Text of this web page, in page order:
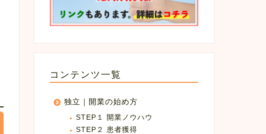
コンテンツ一覧
独立｜開業の始め方
STEP１ 開業ノウハウ
STEP２ 患者獲得